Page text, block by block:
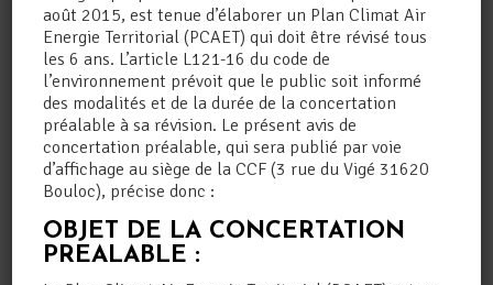
Android
CONTENU EMBARQUÉ
DEPUIS D’AUTRES
SITES
Les articles de ce site peuvent inclure des
contenus intégrés (par exemple des vidéos,
images, articles…). Le contenu intégré depuis
août 2015, est tenue d’élaborer un Plan Climat Air
Energie Territorial (PCAET) qui doit être révisé tous
les 6 ans. L’article L121-16 du code de
l’environnement prévoit que le public soit informé
des modalités et de la durée de la concertation
préalable à sa révision. Le présent avis de
concertation préalable, qui sera publié par voie
d’affichage au siège de la CCF (3 rue du Vigé 31620
Bouloc), précise donc :
OBJET DE LA CONCERTATION
PREALABLE :